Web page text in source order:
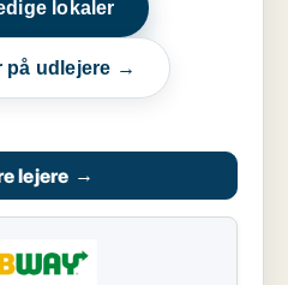
lokaler
på udlejere →
lejere →